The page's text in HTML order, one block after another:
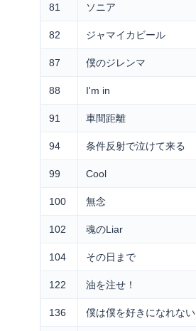
81 ソニア
82 ジャマイカビール
87 僕のジレンマ
88 I'm in
91 車間距離
94 条件反射で泣けて来る
99 Cool
100 無念
102 魂のLiar
104 その日まで
122 油を注せ！
136 僕は僕を好きになれない